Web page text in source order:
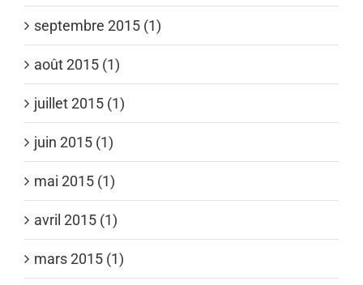
septembre 2015 (1)
août 2015 (1)
juillet 2015 (1)
juin 2015 (1)
mai 2015 (1)
avril 2015 (1)
mars 2015 (1)